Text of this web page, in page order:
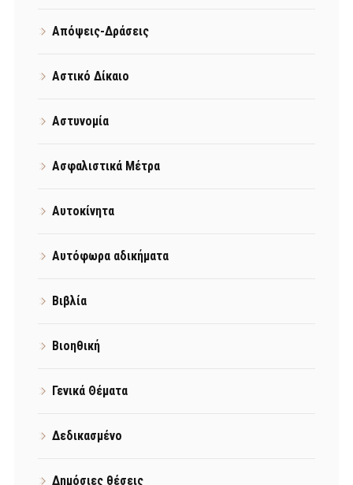
Απόψεις-Δράσεις
Αστικό Δίκαιο
Αστυνομία
Ασφαλιστικά Μέτρα
Αυτοκίνητα
Αυτόφωρα αδικήματα
Βιβλία
Βιοηθική
Γενικά Θέματα
Δεδικασμένο
Δημόσιες θέσεις